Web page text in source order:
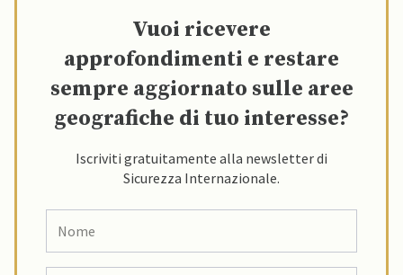
Vuoi ricevere
approfondimenti e restare
sempre aggiornato sulle aree
geografiche di tuo interesse?
Iscriviti gratuitamente alla newsletter di
Sicurezza Internazionale.